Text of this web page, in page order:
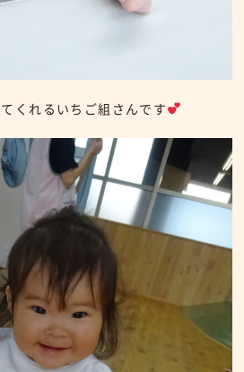
くれるいちご組さんです